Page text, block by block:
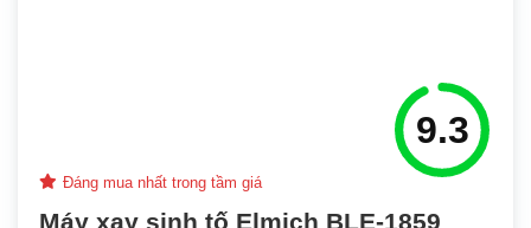
9.3
Đáng mua nhất trong tầm giá
Máy xay sinh tố Elmich BLE-1859